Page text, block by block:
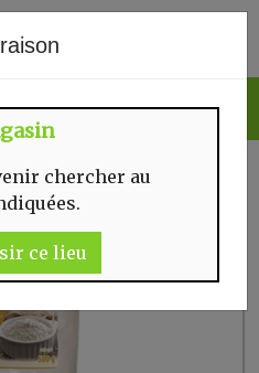
chercher au
ce lieu